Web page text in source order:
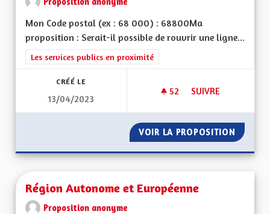
Mon Code postal (ex : 68 000) : 68800Ma
proposition : Serait-il possible de rouvrir une ligne...
Filtrer les résultats de la catégorie : Les services publics en
Les services publics en proximité
CRÉÉ LE
13/04/2023
52 52 ABONNÉS
SUIVRE
VOIR LA PROPOSITION LIGNE
Région Autonome et Européenne
Proposition anonyme